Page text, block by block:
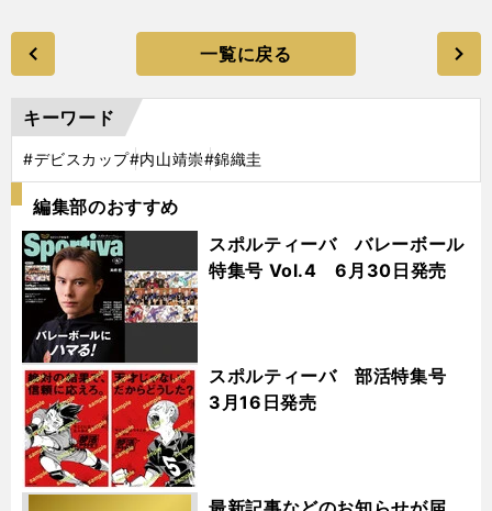
一覧に戻る
キーワード
#デビスカップ#内山靖崇#錦織圭
編集部のおすすめ
スポルティーバ バレーボール
特集号 Vol.4 6月30日発売
スポルティーバ 部活特集号
3月16日発売